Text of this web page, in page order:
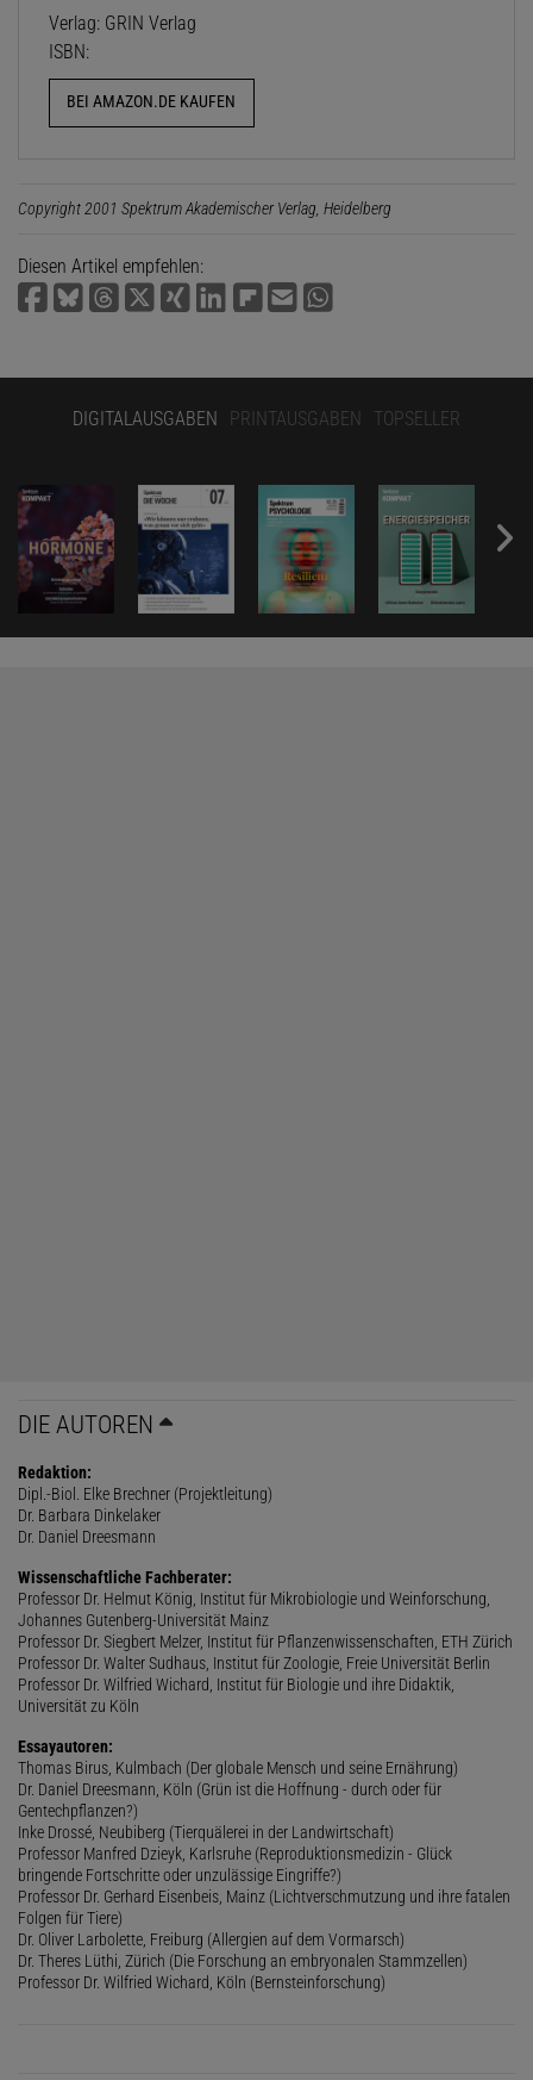
Verlag: GRIN Verlag
ISBN:
BEI AMAZON.DE KAUFEN
Copyright 2001 Spektrum Akademischer Verlag, Heidelberg
Diesen Artikel empfehlen:
DIGITALAUSGABEN PRINTAUSGABEN TOPSELLER
DIE AUTOREN
Redaktion:
Dipl.-Biol. Elke Brechner (Projektleitung)
Dr. Barbara Dinkelaker
Dr. Daniel Dreesmann
Wissenschaftliche Fachberater:
Professor Dr. Helmut König, Institut für Mikrobiologie und Weinforschung,
Johannes Gutenberg-Universität Mainz
Professor Dr. Siegbert Melzer, Institut für Pflanzenwissenschaften, ETH Zürich
Professor Dr. Walter Sudhaus, Institut für Zoologie, Freie Universität Berlin
Professor Dr. Wilfried Wichard, Institut für Biologie und ihre Didaktik,
Universität zu Köln
Essayautoren:
Thomas Birus, Kulmbach (Der globale Mensch und seine Ernährung)
Dr. Daniel Dreesmann, Köln (Grün ist die Hoffnung - durch oder für
Gentechpflanzen?)
Inke Drossé, Neubiberg (Tierquälerei in der Landwirtschaft)
Professor Manfred Dzieyk, Karlsruhe (Reproduktionsmedizin - Glück
bringende Fortschritte oder unzulässige Eingriffe?)
Professor Dr. Gerhard Eisenbeis, Mainz (Lichtverschmutzung und ihre fatalen
Folgen für Tiere)
Dr. Oliver Larbolette, Freiburg (Allergien auf dem Vormarsch)
Dr. Theres Lüthi, Zürich (Die Forschung an embryonalen Stammzellen)
Professor Dr. Wilfried Wichard, Köln (Bernsteinforschung)